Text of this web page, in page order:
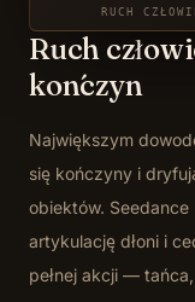
RUCH
Ruch
kończyn
Największym
się kończyny i
obiektów. Seedance
artykulację dłoni i
pełnej akcji —